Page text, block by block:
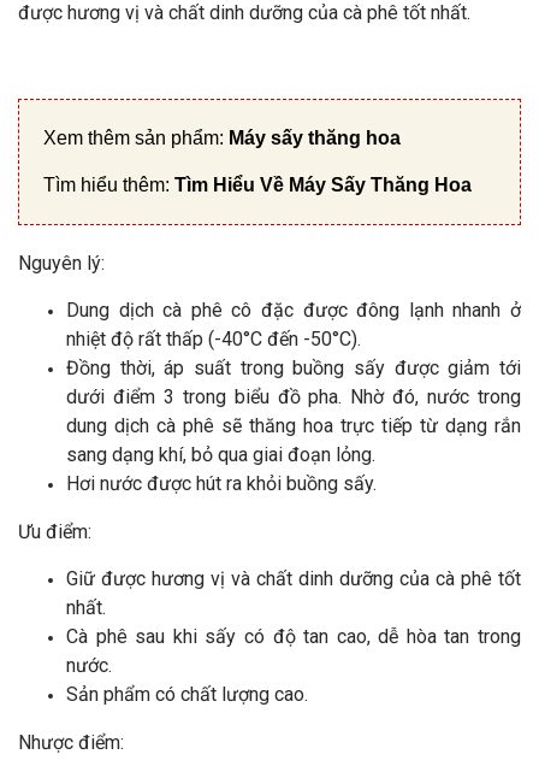
được hương vị và chất dinh dưỡng của cà phê tốt nhất.
Xem thêm sản phẩm: Máy sấy thăng hoa
Tìm hiểu thêm: Tìm Hiểu Về Máy Sấy Thăng Hoa
Nguyên lý:
Dung dịch cà phê cô đặc được đông lạnh nhanh ở
nhiệt độ rất thấp (-40°C đến -50°C).
Đồng thời, áp suất trong buồng sấy được giảm tới
dưới điểm 3 trong biểu đồ pha. Nhờ đó, nước trong
dung dịch cà phê sẽ thăng hoa trực tiếp từ dạng rắn
sang dạng khí, bỏ qua giai đoạn lỏng.
Hơi nước được hút ra khỏi buồng sấy.
Ưu điểm:
Giữ được hương vị và chất dinh dưỡng của cà phê tốt
nhất.
Cà phê sau khi sấy có độ tan cao, dễ hòa tan trong
nước.
Sản phẩm có chất lượng cao.
Nhược điểm: